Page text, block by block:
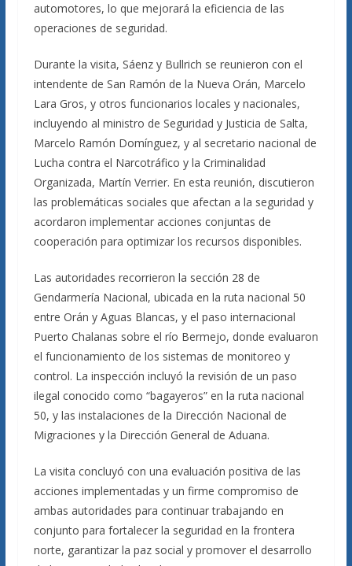
automotores, lo que mejorará la eficiencia de las
operaciones de seguridad.
Durante la visita, Sáenz y Bullrich se reunieron con el
intendente de San Ramón de la Nueva Orán, Marcelo
Lara Gros, y otros funcionarios locales y nacionales,
incluyendo al ministro de Seguridad y Justicia de Salta,
Marcelo Ramón Domínguez, y al secretario nacional de
Lucha contra el Narcotráfico y la Criminalidad
Organizada, Martín Verrier. En esta reunión, discutieron
las problemáticas sociales que afectan a la seguridad y
acordaron implementar acciones conjuntas de
cooperación para optimizar los recursos disponibles.
Las autoridades recorrieron la sección 28 de
Gendarmería Nacional, ubicada en la ruta nacional 50
entre Orán y Aguas Blancas, y el paso internacional
Puerto Chalanas sobre el río Bermejo, donde evaluaron
el funcionamiento de los sistemas de monitoreo y
control. La inspección incluyó la revisión de un paso
ilegal conocido como “bagayeros” en la ruta nacional
50, y las instalaciones de la Dirección Nacional de
Migraciones y la Dirección General de Aduana.
La visita concluyó con una evaluación positiva de las
acciones implementadas y un firme compromiso de
ambas autoridades para continuar trabajando en
conjunto para fortalecer la seguridad en la frontera
norte, garantizar la paz social y promover el desarrollo